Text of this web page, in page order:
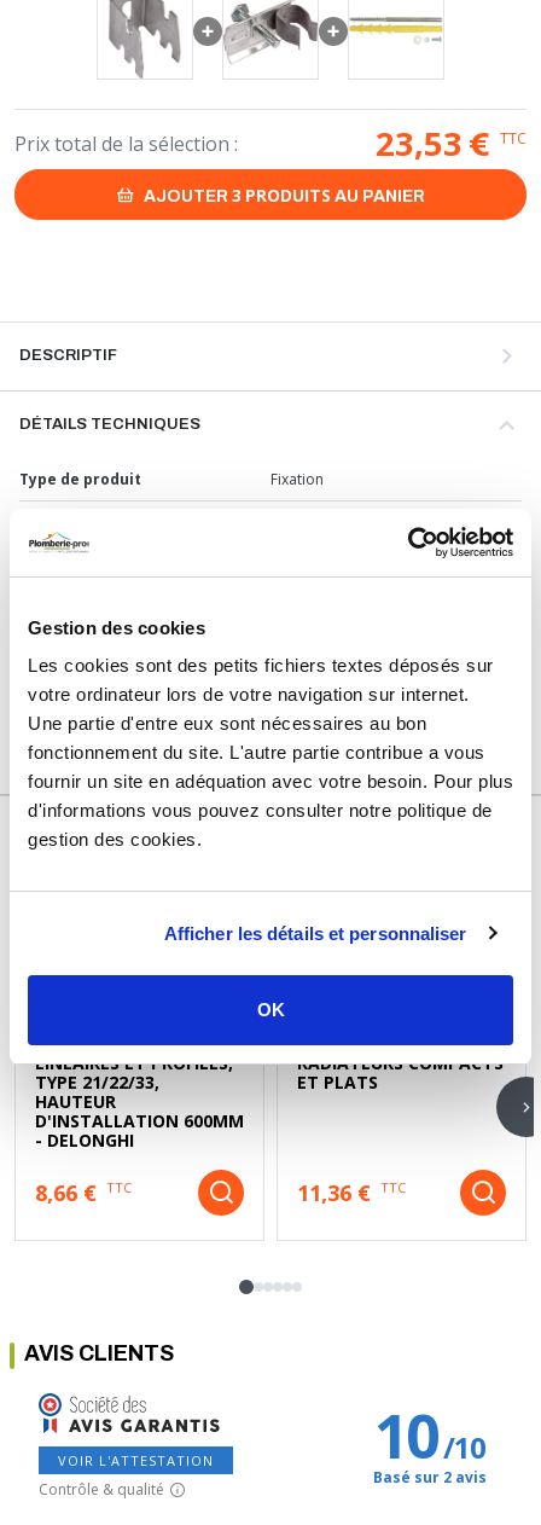
Gestion des cookies
Les cookies sont des petits fichiers textes déposés sur
votre ordinateur lors de votre navigation sur internet.
Une partie d'entre eux sont nécessaires au bon
fonctionnement du site. L'autre partie contribue a vous
fournir un site en adéquation avec votre besoin. Pour plus
d'informations vous pouvez consulter notre politique de
gestion des cookies.
Afficher les détails et personnaliser
OK
Prix total de la sélection : 23,53 € TTC
AJOUTER 3 PRODUITS AU PANIER
DESCRIPTIF
DÉTAILS TECHNIQUES
Type de produit Fixation
Garantie 2 ans
Référence d173700a
FIXATION POUR
POUR RADIATEURS
LINÉAIRES ET PROFILÉS,
TYPE 21/22/33,
HAUTEUR
D'INSTALLATION 600MM
- DELONGHI
8,66 € TTC
FIXATION POUR
UNIVERSELLE POUR
RADIATEURS COMPACTS
ET PLATS
11,36 € TTC
AVIS CLIENTS
VOIR L'ATTESTATION
Contrôle & qualité
10/10
Basé sur 2 avis